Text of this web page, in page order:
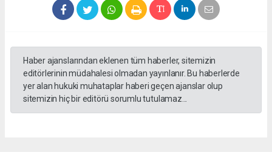
Haber ajanslarından eklenen tüm haberler, sitemizin
editörlerinin müdahalesi olmadan yayınlanır. Bu haberlerde
yer alan hukuki muhataplar haberi geçen ajanslar olup
sitemizin hiç bir editörü sorumlu tutulamaz...